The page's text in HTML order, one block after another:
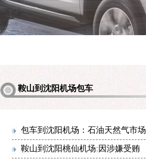
鞍山到沈阳机场包车
包车到沈阳机场：石油天然气市场
鞍山到沈阳桃仙机场:因涉嫌受贿